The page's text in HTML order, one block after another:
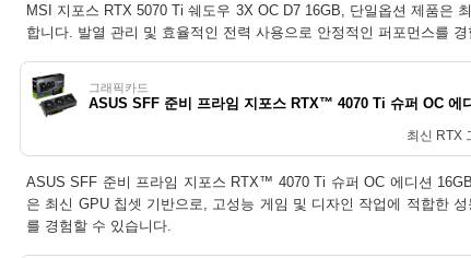
MSI 지포스 RTX 5070 Ti 쉐도우 3X OC D7 16GB, 단일옵션 제품은
합니다. 발열 관리 및 효율적인 전력 사용으로 안정적인 퍼포먼스를
그래픽카드
최신 RTX
ASUS SFF 준비 프라임 지포스 RTX™ 4070 Ti 슈퍼 OC 에디션
은 최신 GPU 칩셋 기반으로, 고성능 게임 및 디자인 작업에 적합한
를 경험할 수 있습니다.